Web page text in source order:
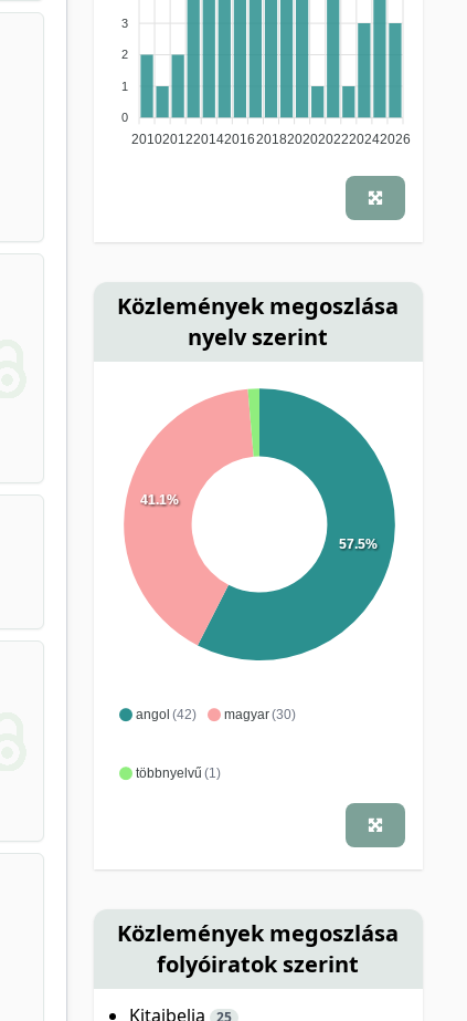
3
2
1
0
201020122014201620182020202220242026
Közlemények megoszlása
nyelv szerint
angol (42) magyar(30)
többnyelvű (1)
57.5%
41.1%
Közlemények megoszlása
folyóiratok szerint
Kitaibelia 25